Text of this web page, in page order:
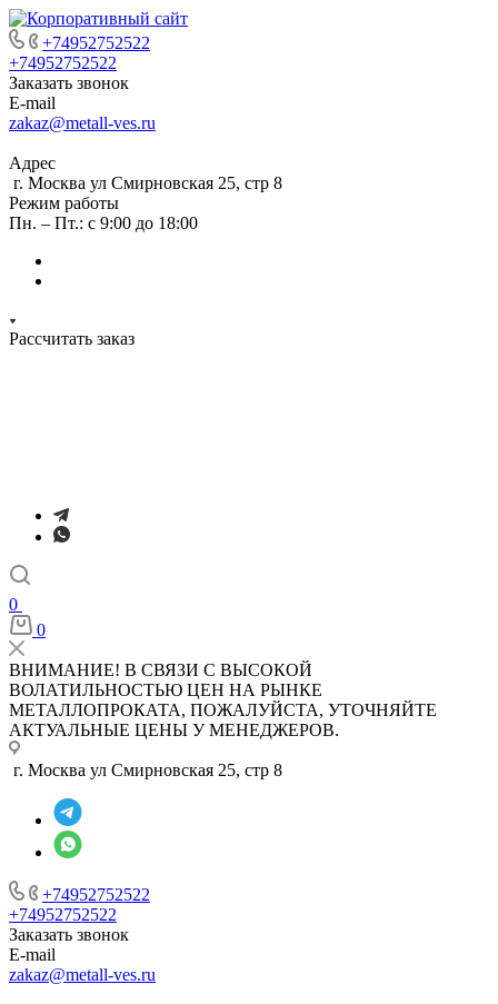
+74952752522
+74952752522
Заказать звонок
E-mail
zakaz@metall-ves.ru
Адрес
г. Москва ул Смирновская 25, стр 8
Режим работы
Пн. – Пт.: с 9:00 до 18:00
Рассчитать заказ
0
0
ВНИМАНИЕ! В СВЯЗИ С ВЫСОКОЙ
ВОЛАТИЛЬНОСТЬЮ ЦЕН НА РЫНКЕ
МЕТАЛЛОПРОКАТА, ПОЖАЛУЙСТА, УТОЧНЯЙТЕ
АКТУАЛЬНЫЕ ЦЕНЫ У МЕНЕДЖЕРОВ.
г. Москва ул Смирновская 25, стр 8
+74952752522
+74952752522
Заказать звонок
E-mail
zakaz@metall-ves.ru